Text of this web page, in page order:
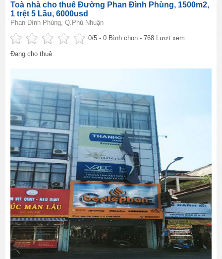
Toà nhà cho thuê Đường Phan Đình Phùng, 1500m2,
1 trệt 5 Lầu, 6000usd
Phan Đình Phùng, Q.Phú Nhuận
0/5 -0 Bình chọn - 768 Lượt xem
Đang cho thuê